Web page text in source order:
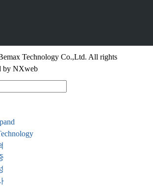
Technology Co.,Ltd. All rights
by NXweb